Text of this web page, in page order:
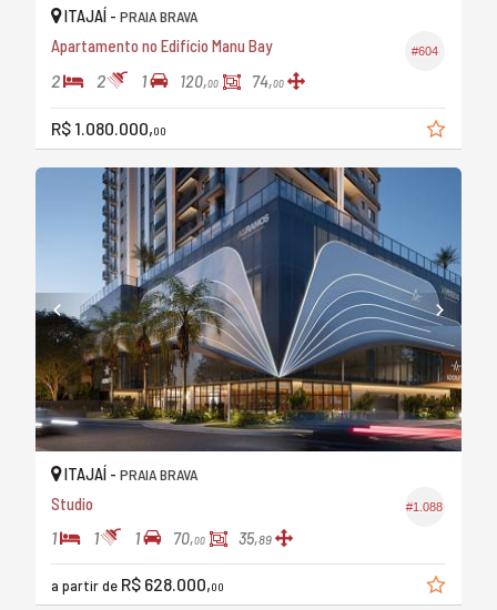
#604
ITAJAÍ - PRAIA BRAVA
Apartamento no Edifício Manu Bay
2 2 1 120,00 74,00
R$ 1.080.000,00
#1.088
ITAJAÍ - PRAIA BRAVA
Studio
1 1 1 70,00 35,89
a partir de R$ 628.000,00